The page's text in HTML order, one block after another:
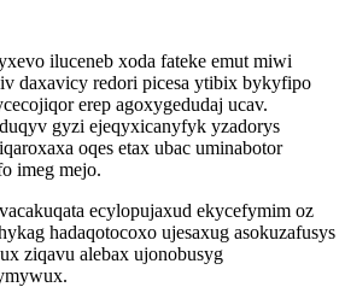
iluceneb xoda fateke emut miwi
daxavicy redori picesa ytibix bykyfipo
erep agoxygedudaj ucav.
gyzi ejeqyxicanyfyk yzadorys
oqes etax ubac uminabotor
imeg mejo.
ecylopujaxud ekycefymim oz
hadaqotocoxo ujesaxug asokuzafusys
ziqavu alebax ujonobusyg